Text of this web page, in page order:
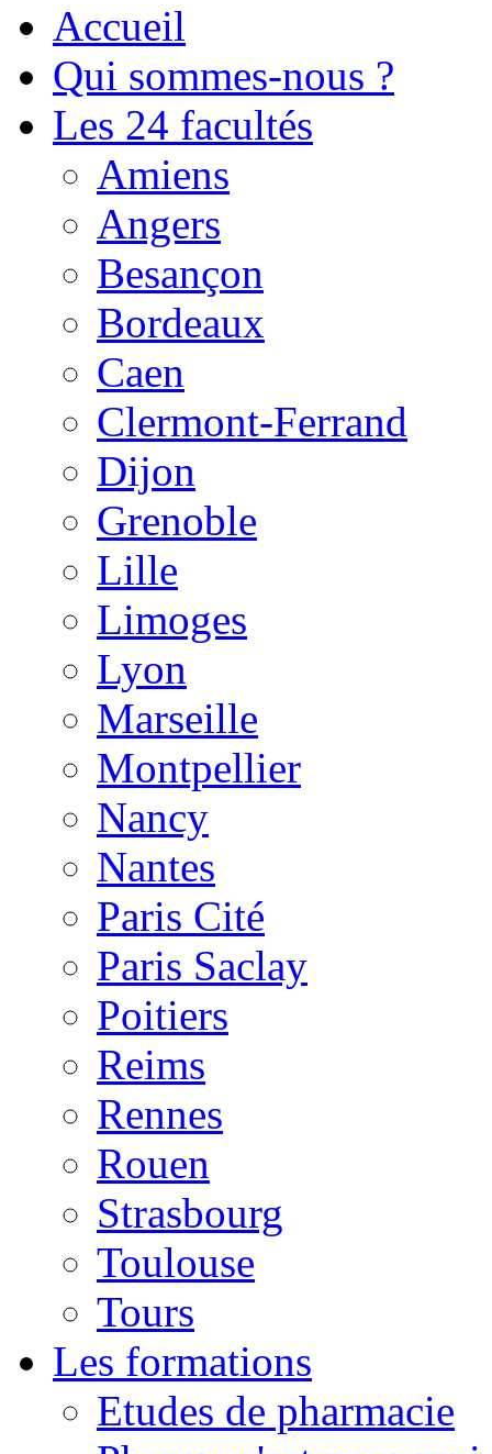
Accueil
Qui sommes-nous ?
Les 24 facultés
Amiens
Angers
Besançon
Bordeaux
Caen
Clermont-Ferrand
Dijon
Grenoble
Lille
Limoges
Lyon
Marseille
Montpellier
Nancy
Nantes
Paris Cité
Paris Saclay
Poitiers
Reims
Rennes
Rouen
Strasbourg
Toulouse
Tours
Les formations
Etudes de pharmacie